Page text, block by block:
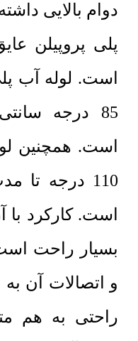
دوام بالایی
پلی پروپیلن
است. لوله آب
85 درجه
است. همچنین
110 درجه تا
است. کارکرد با
بسیار راحت
و اتصالات آن به
راحتی به هم